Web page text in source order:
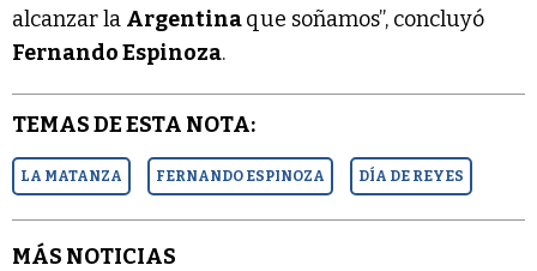
alcanzar la Argentinaque soñamos”, concluyó
Fernando Espinoza.
TEMAS DE ESTA NOTA:
LA MATANZA FERNANDO ESPINOZA DÍA DE REYES
MÁS NOTICIAS